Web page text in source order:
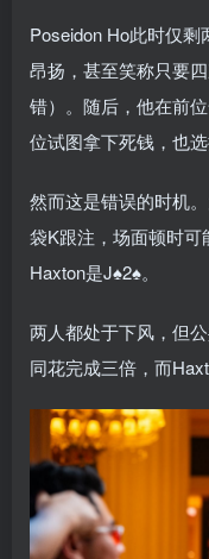
Poseidon Ho此时仅
昂扬，甚至笑称只要
错）。随后，他在前
位试图拿下死钱，也选
然而这是错误的时机
袋K跟注，场面顿时可
Haxton是J♠2♠。
两人都处于下风，但
同花完成三倍，而